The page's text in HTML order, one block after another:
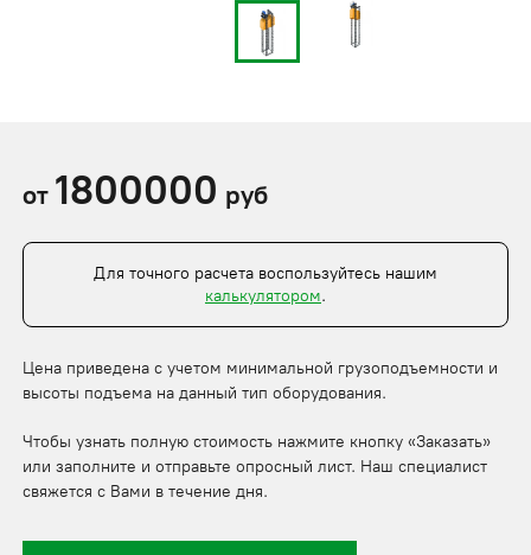
от 1800000 руб
Для точного расчета воспользуйтесь нашим
калькулятором.
Цена приведена с учетом минимальной грузоподъемности и
высоты подъема на данный тип оборудования.
Чтобы узнать полную стоимость нажмите кнопку «Заказать»
или заполните и отправьте опросный лист. Наш специалист
свяжется с Вами в течение дня.